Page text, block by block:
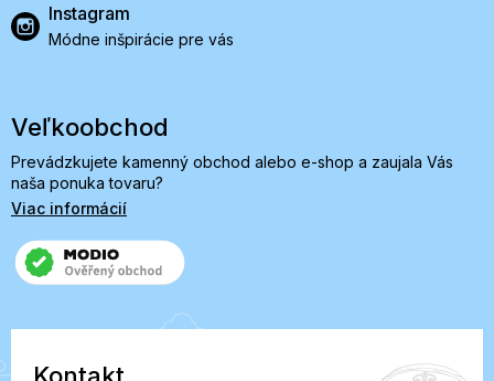
Instagram
Módne inšpirácie pre vás
Veľkoobchod
Prevádzkujete kamenný obchod alebo e-shop a zaujala Vás
naša ponuka tovaru?
Viac informácií
Kontakt